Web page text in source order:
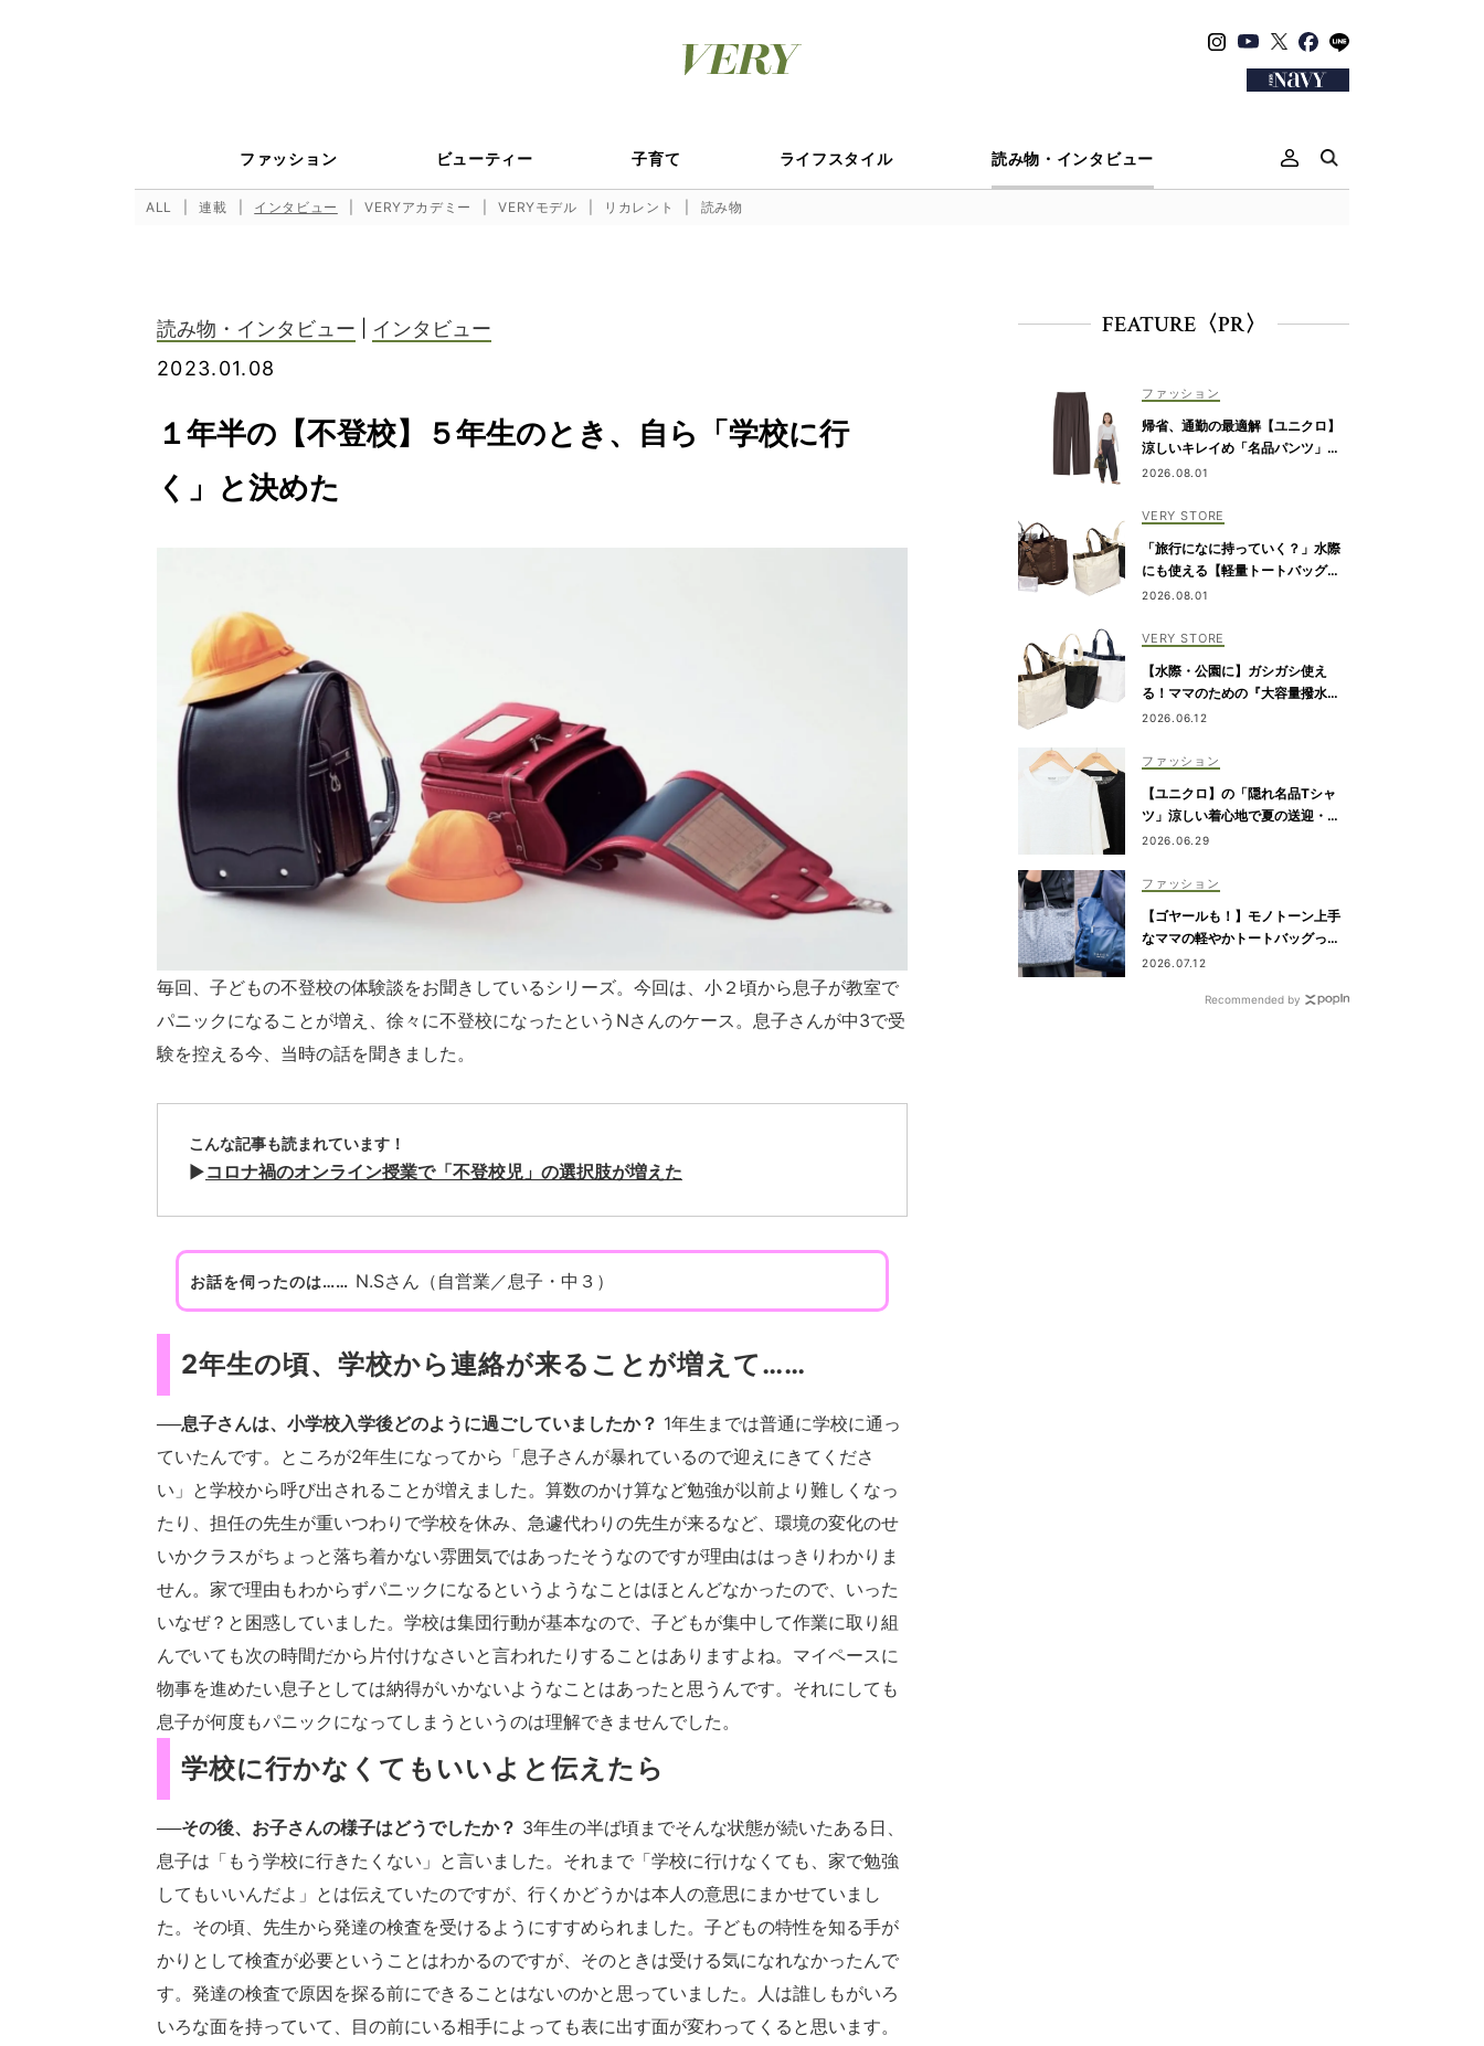
ファッション ビューティー 子育て ライフスタイル 読み物・インタビュー
ALL 連載 インタビュー VERYアカデミー VERYモデル リカレント 読み物
読み物・インタビュー
インタビュー
2023.01.08
１年半の【不登校】５年生のとき、自ら「学校に行
く」と決めた
毎回、子どもの不登校の体験談をお聞きしているシリーズ。今回は、小２頃から息子が教室で
パニックになることが増え、徐々に不登校になったというNさんのケース。息子さんが中3で受
験を控える今、当時の話を聞きました。
こんな記事も読まれています！
▶コロナ禍のオンライン授業で「不登校児」の選択肢が増えた
お話を伺ったのは…… N.Sさん（自営業／息子・中３）
2年生の頃、学校から連絡が来ることが増えて……
──息子さんは、小学校入学後どのように過ごしていましたか？ 1年生までは普通に学校に通っ
ていたんです。ところが2年生になってから「息子さんが暴れているので迎えにきてくださ
い」と学校から呼び出されることが増えました。算数のかけ算など勉強が以前より難しくなっ
たり、担任の先生が重いつわりで学校を休み、急遽代わりの先生が来るなど、環境の変化のせ
いかクラスがちょっと落ち着かない雰囲気ではあったそうなのですが理由ははっきりわかりま
せん。家で理由もわからずパニックになるというようなことはほとんどなかったので、いった
いなぜ？と困惑していました。学校は集団行動が基本なので、子どもが集中して作業に取り組
んでいても次の時間だから片付けなさいと言われたりすることはありますよね。マイペースに
物事を進めたい息子としては納得がいかないようなことはあったと思うんです。それにしても
息子が何度もパニックになってしまうというのは理解できませんでした。
学校に行かなくてもいいよと伝えたら
──その後、お子さんの様子はどうでしたか？ 3年生の半ば頃までそんな状態が続いたある日、
息子は「もう学校に行きたくない」と言いました。それまで「学校に行けなくても、家で勉強
してもいいんだよ」とは伝えていたのですが、行くかどうかは本人の意思にまかせていまし
た。その頃、先生から発達の検査を受けるようにすすめられました。子どもの特性を知る手が
かりとして検査が必要ということはわかるのですが、そのときは受ける気になれなかったんで
す。発達の検査で原因を探る前にできることはないのかと思っていました。人は誰しもがいろ
いろな面を持っていて、目の前にいる相手によっても表に出す面が変わってくると思います。
FEATURE〈PR〉
ファッション
帰省、通勤の最適解【ユニクロ】
涼しいキレイめ「名品パンツ」は
ブラウンが使える！
2026.08.01
VERY STORE
「旅行になに持っていく？」水際
にも使える【軽量トートバッグ】4
選
2026.08.01
VERY STORE
【水際・公園に】ガシガシ使え
る！ママのための『大容量撥水ト
ート』
2026.06.12
ファッション
【ユニクロ】の「隠れ名品Tシャ
ツ」涼しい着心地で夏の送迎・公
園にぴったり！
2026.06.29
ファッション
【ゴヤールも！】モノトーン上手
なママの軽やかトートバッグっ
て？
2026.07.12
Recommended by